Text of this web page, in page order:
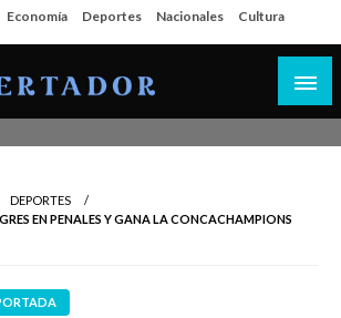
Economía Deportes Nacionales Cultura
DEPORTES
EN PENALES Y GANA LA CONCACHAMPIONS